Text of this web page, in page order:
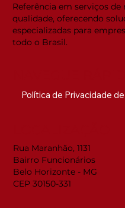
Referência em serviços
qualidade, oferecendo
especializadas para
todo o Brasil.
Política de Privacidade
Rua Maranhão, 1131
Bairro Funcionários
Belo Horizonte - MG
CEP 30150-331